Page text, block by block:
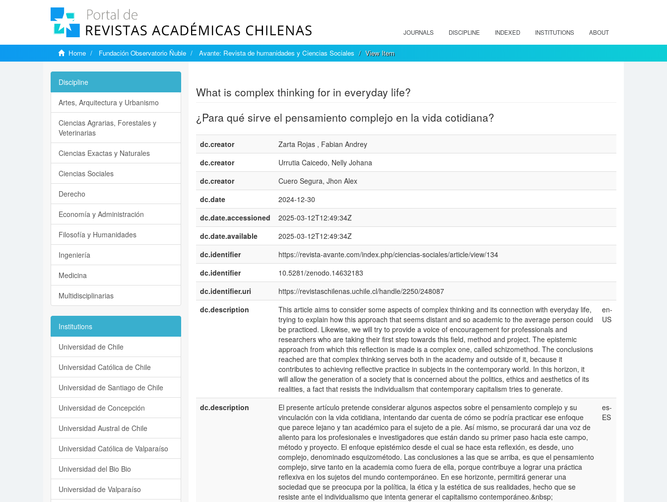
JOURNALS DISCIPLINE INDEXED INSTITUTIONS ABOUT
Home Fundación Observatorio Ñuble Avante: Revista de humanidades y Ciencias Sociales View Item
What is complex thinking for in everyday life?
¿Para qué sirve el pensamiento complejo en la vida cotidiana?
dc.creator
Zarta Rojas , Fabian Andrey
dc.creator
Urrutia Caicedo, Nelly Johana
dc.creator
Cuero Segura, Jhon Alex
dc.date
2024-12-30
dc.date.accessioned
2025-03-12T12:49:34Z
dc.date.available
2025-03-12T12:49:34Z
dc.identifier
https://revista-avante.com/index.php/ciencias-sociales/article/view/134
dc.identifier
10.5281/zenodo.14632183
dc.identifier.uri
https://revistaschilenas.uchile.cl/handle/2250/248087
dc.description
This article aims to consider some aspects of complex thinking and its connection with everyday life,
trying to explain how this approach that seems distant and so academic to the average person could
be practiced. Likewise, we will try to provide a voice of encouragement for professionals and
researchers who are taking their first step towards this field, method and project. The epistemic
approach from which this reflection is made is a complex one, called schizomethod. The conclusions
reached are that complex thinking serves both in the academy and outside of it, because it
contributes to achieving reflective practice in subjects in the contemporary world. In this horizon, it
will allow the generation of a society that is concerned about the politics, ethics and aesthetics of its
realities, a fact that resists the individualism that contemporary capitalism tries to generate.
en-
US
dc.description
El presente artículo pretende considerar algunos aspectos sobre el pensamiento complejo y su
vinculación con la vida cotidiana, intentando dar cuenta de cómo se podría practicar ese enfoque
que parece lejano y tan académico para el sujeto de a pie. Así mismo, se procurará dar una voz de
aliento para los profesionales e investigadores que están dando su primer paso hacia este campo,
método y proyecto. El enfoque epistémico desde el cual se hace esta reflexión, es desde, uno
complejo, denominado esquizométodo. Las conclusiones a las que se arriba, es que el pensamiento
complejo, sirve tanto en la academia como fuera de ella, porque contribuye a lograr una práctica
reflexiva en los sujetos del mundo contemporáneo. En ese horizonte, permitirá generar una
sociedad que se preocupa por la política, la ética y la estética de sus realidades, hecho que se
resiste ante el individualismo que intenta generar el capitalismo contemporáneo.&nbsp;
es-
ES
Discipline
Artes, Arquitectura y Urbanismo
Ciencias Agrarias, Forestales y
Veterinarias
Ciencias Exactas y Naturales
Ciencias Sociales
Derecho
Economía y Administración
Filosofía y Humanidades
Ingeniería
Medicina
Multidisciplinarias
Institutions
Universidad de Chile
Universidad Católica de Chile
Universidad de Santiago de Chile
Universidad de Concepción
Universidad Austral de Chile
Universidad Católica de Valparaíso
Universidad del Bio Bio
Universidad de Valparaíso